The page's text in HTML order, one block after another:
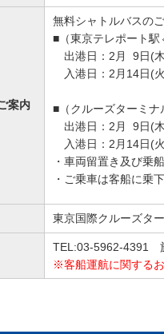
案内
無料シャトルバスの
■ （東京テレポート
出港日：2月 9日(
入港日：2月14日
■ （クルーズターミ
出港日：2 月 9日(木
入港日：2 月14日(火
・車両留置き及び乗
・ご乗車は客船に乗
東京国際クルーズタ
TEL:03-5962-4391
※客船運航に関する